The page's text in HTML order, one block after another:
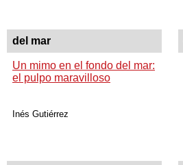
del mar
Un mimo en el fondo del mar:
el pulpo maravilloso
Inés Gutiérrez